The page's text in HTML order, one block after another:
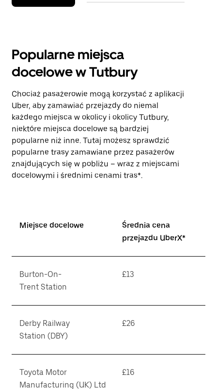
Popularne miejsca
docelowe w Tutbury
Chociaż pasażerowie mogą korzystać z aplikacji
Uber, aby zamawiać przejazdy do niemal
każdego miejsca w okolicy i okolicy Tutbury,
niektóre miejsca docelowe są bardziej
popularne niż inne. Tutaj możesz sprawdzić
popularne trasy zamawiane przez pasażerów
znajdujących się w pobliżu – wraz z miejscami
docelowymi i średnimi cenami tras*.
Miejsce docelowe
Średnia cena
przejazdu UberX*
Burton-On-
Trent Station
£13
Derby Railway
Station (DBY)
£26
Toyota Motor
Manufacturing (UK) Ltd
£16